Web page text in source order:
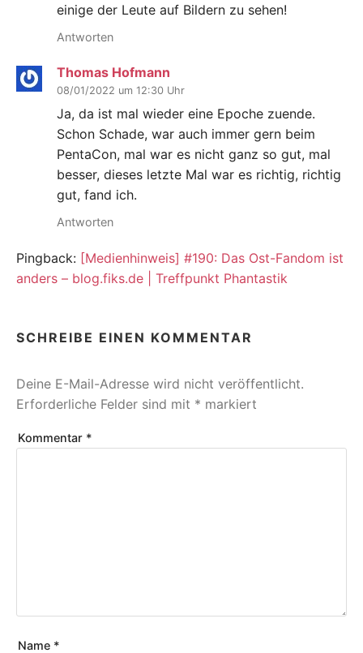
einige der Leute auf Bildern zu sehen!
Antworten
Thomas Hofmann
08/01/2022 um 12:30 Uhr
Ja, da ist mal wieder eine Epoche zuende.
Schon Schade, war auch immer gern beim
PentaCon, mal war es nicht ganz so gut, mal
besser, dieses letzte Mal war es richtig, richtig
gut, fand ich.
Antworten
Pingback: [Medienhinweis] #190: Das Ost-Fandom ist
anders – blog.fiks.de | Treffpunkt Phantastik
SCHREIBE EINEN KOMMENTAR
Deine E-Mail-Adresse wird nicht veröffentlicht.
Erforderliche Felder sind mit * markiert
Kommentar *
Name *